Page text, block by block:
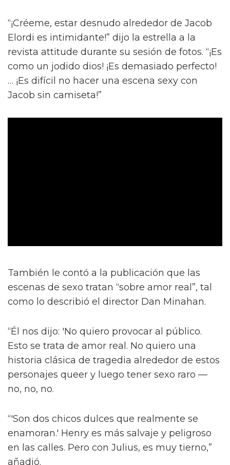
“¡Créeme, estar desnudo alrededor de Jacob
Elordi es intimidante!” dijo la estrella a la
revista attitude durante su sesión de fotos. “¡Es
como un jodido dios! ¡Es demasiado perfecto!
… ¡Es difícil no hacer una escena sexy con
Jacob sin camiseta!”
También le contó a la publicación que las
escenas de sexo tratan “sobre amor real”, tal
como lo describió el director Dan Minahan.
“Él nos dijo: 'No quiero provocar al público.
Esto se trata de amor real. No quiero una
historia clásica de tragedia alrededor de estos
personajes queer y luego tener sexo raro —
no, no, no.
“'Son dos chicos dulces que realmente se
enamoran.' Henry es más salvaje y peligroso
en las calles. Pero con Julius, es muy tierno,”
añadió.